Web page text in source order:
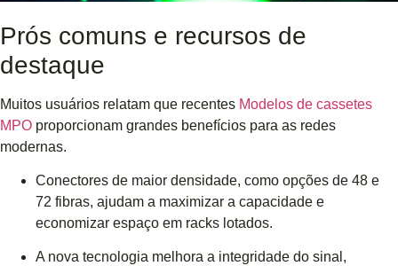
Prós comuns e recursos de
destaque
Muitos usuários relatam que recentes Modelos de cassetes
MPO proporcionam grandes benefícios para as redes
modernas.
Conectores de maior densidade, como opções de 48 e
72 fibras, ajudam a maximizar a capacidade e
economizar espaço em racks lotados.
A nova tecnologia melhora a integridade do sinal,